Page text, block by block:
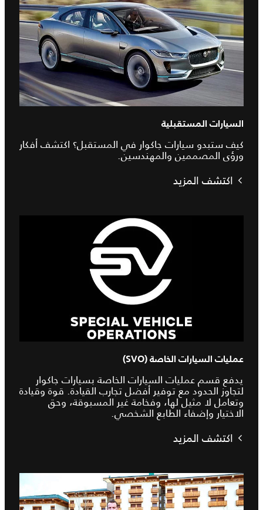
السيارات المستقبلية
كيف ستبدو سيارات جاكوار في المستقبل؟ اكتشف أفكار
ورؤى المصممين والمهندسين.
اكتشف المزيد
عمليات السيارات الخاصة (SVO)
يدفع قسم عمليات السيارات الخاصة بسيارات جاكوار
لتجاوز الحدود مع توفير أفضل تجارب القيادة. قوة وقيادة
وتعامل لا مثيل لها، وفخامة غير المسبوقة، وحق
الاختيار وإضفاء الطابع الشخصي.
اكتشف المزيد